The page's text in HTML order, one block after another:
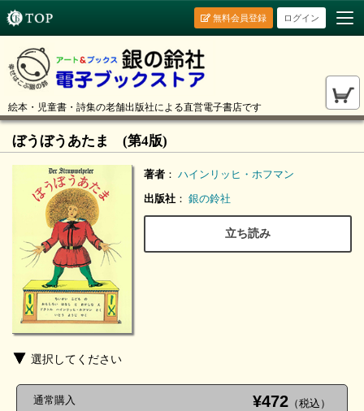
ログイン
無料会員登録
絵本・児童書・詩集の老舗出版社による直営電子書店です
ぼうぼうあたま (第4版)
著者 ： ハインリッヒ・ホフマン
出版社 ： 銀の鈴社
立ち読み
選択してください
通常購入 ¥472 （税込）